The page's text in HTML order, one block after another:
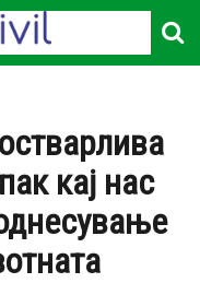
кај нас